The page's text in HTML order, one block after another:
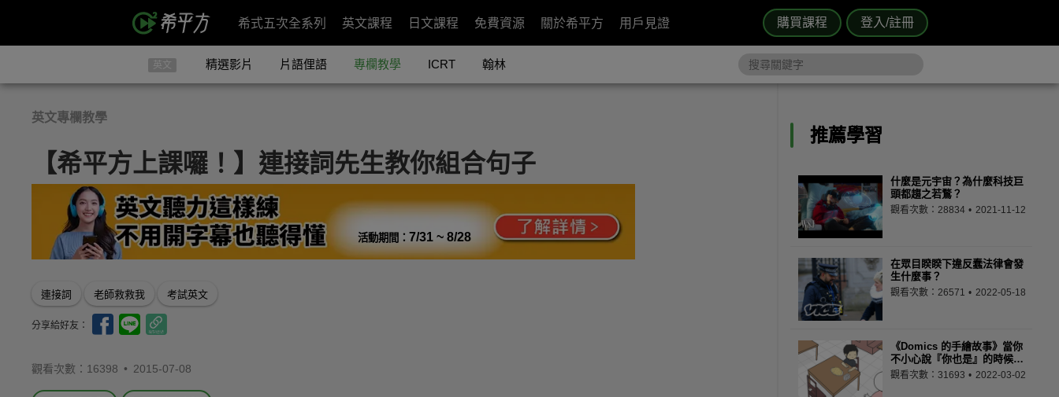
購買課程 登入/註冊
希式五次全系列 英文課程 日文課程 免費資源 關於希平方 用戶見證
英文 精選影片 片語俚語 專欄教學 ICRT 翰林
英文專欄教學
【希平方上課囉！】連接詞先生教你組合句子
活動期間： 7/31 ~ 8/28
連接詞 老師救救我 考試英文
分享給好友：
觀看次數：16398 • 2015-07-08
推薦學習
什麼是元宇宙？為什麼科技巨
頭都趨之若鶩？
觀看次數：28834 2021-11-12
在眾目睽睽下違反蠢法律會發
生什麼事？
觀看次數：26571 2022-05-18
《Domics 的手繪故事》當你
不小心說『你也是』的時候…
觀看次數：31693 2022-03-02